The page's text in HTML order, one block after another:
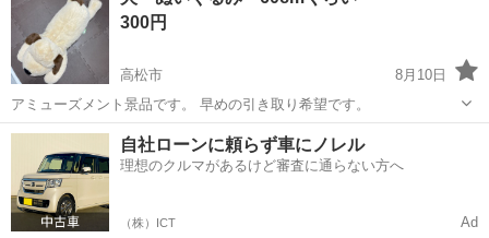
ります（収納には問題あ...
300円
高松市
8月10日
アミューズメント景品です。 早めの引き取り希望です。
香川 高松市 おもちゃ
自社ローンに頼らず車にノレル
理想のクルマがあるけど審査に通らない方へ
（株）ICT Ad